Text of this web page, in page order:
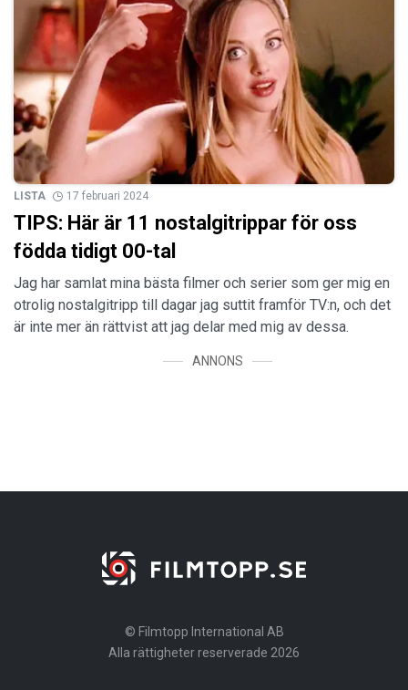
LISTA 17 februari 2024
TIPS: Här är 11 nostalgitrippar för oss
födda tidigt 00-tal
Jag har samlat mina bästa filmer och serier som ger mig en
otrolig nostalgitripp till dagar jag suttit framför TV:n, och det
är inte mer än rättvist att jag delar med mig av dessa.
ANNONS
© Filmtopp International AB
Alla rättigheter reserverade 2026